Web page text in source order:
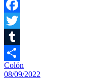
Facebook
Twitter
Tumblr
Compartir
Colón
08/09/2022